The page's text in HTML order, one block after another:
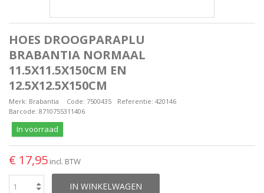
HOES DROOGPARAPLU
BRABANTIA NORMAAL
11.5X11.5X150CM EN
12.5X12.5X150CM
Merk: Brabantia Code: 7500435 Referentie: 420146
Barcode: 8710755311406
In voorraad
€ 17,95 incl. BTW
IN WINKELWAGEN